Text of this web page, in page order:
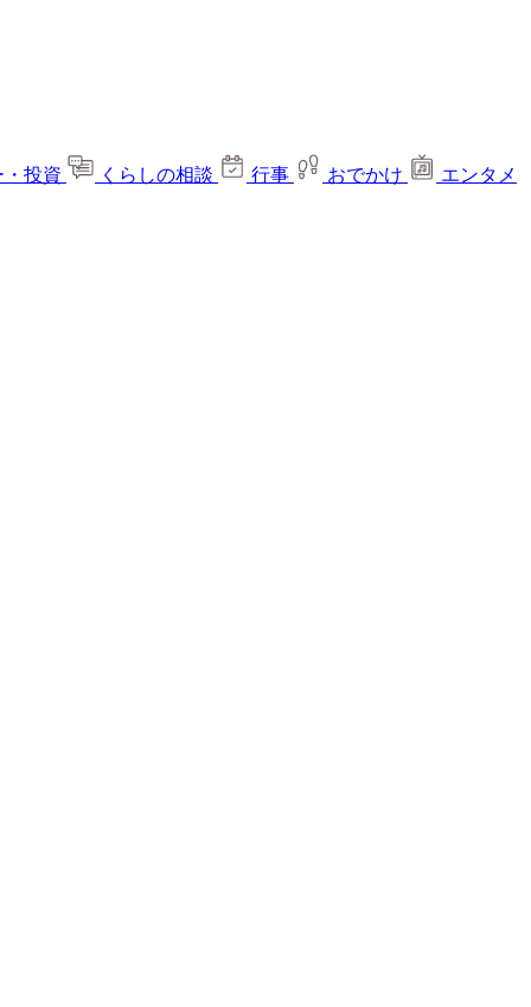
投資 くらしの相談 行事 おでかけ エンタメ